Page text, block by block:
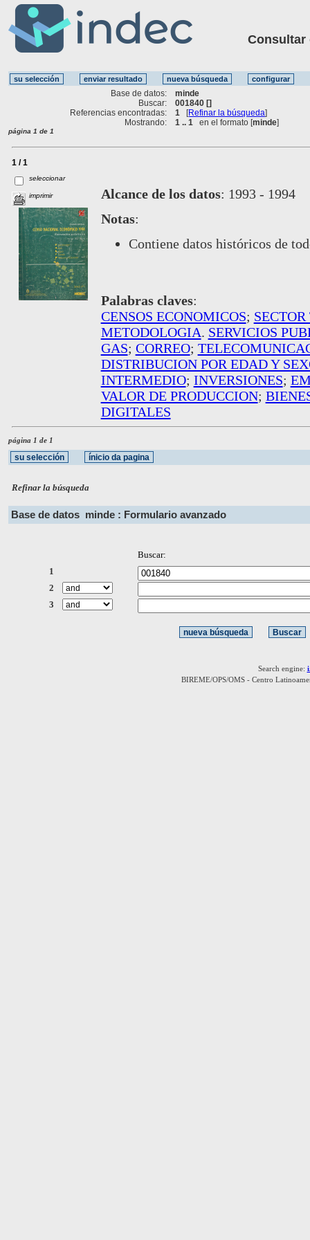
Consultar
Base de datos:
minde
Buscar:
001840 []
Referencias encontradas:
1 [Refinar la búsqueda]
Mostrando:
1 .. 1 en el formato [minde]
página 1 de 1
1 / 1
seleccionar
imprimir Alcance de los datos: 1993 - 1994
Notas:
Contiene datos históricos de
Palabras claves:
CENSOS ECONOMICOS;
METODOLOGIA. SERVICIOS
GAS; CORREO;
DISTRIBUCION POR EDAD Y
INTERMEDIO; INVERSIONES;
VALOR DE PRODUCCION;
DIGITALES
página 1 de 1
Refinar la búsqueda
Base de datos minde : Formulario avanzado
Buscar:
1
2
3
Search engine:
BIREME/OPS/OMS - Centro